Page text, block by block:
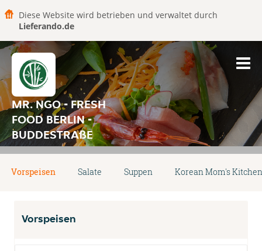
Diese Website wird betrieben und verwaltet durch
Lieferando.de
MR. NGO - FRESH
FOOD BERLIN -
BUDDESTRAßE
Vorspeisen Salate Suppen Korean Mom's Kitchen
Vorspeisen